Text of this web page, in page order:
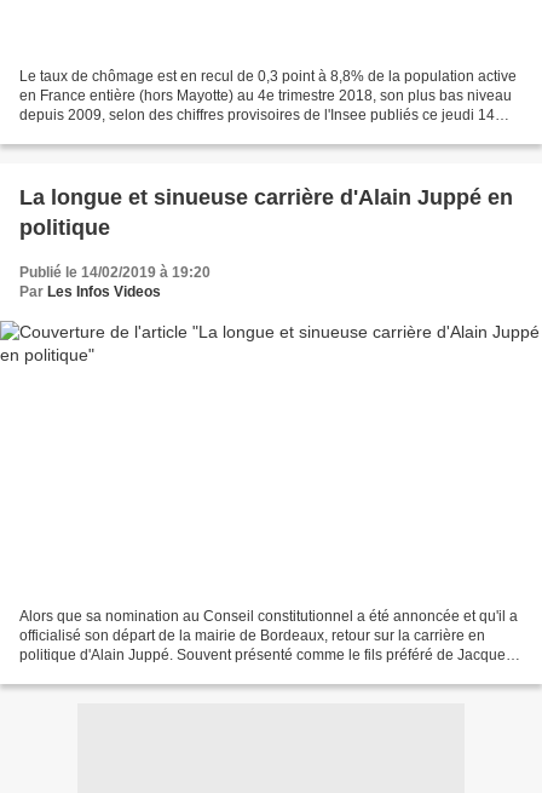
Le taux de chômage est en recul de 0,3 point à 8,8% de la population active
en France entière (hors Mayotte) au 4e trimestre 2018, son plus bas niveau
depuis 2009, selon des chiffres provisoires de l'Insee publiés ce jeudi 14
La longue et sinueuse carrière d'Alain Juppé en
politique
Publié le 14/02/2019 à 19:20
Par Les Infos Videos
Alors que sa nomination au Conseil constitutionnel a été annoncée et qu'il a
officialisé son départ de la mairie de Bordeaux, retour sur la carrière en
politique d'Alain Juppé. Souvent présenté comme le fils préféré de Jacques